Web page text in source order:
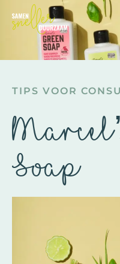
TIPS VOOR
Soap